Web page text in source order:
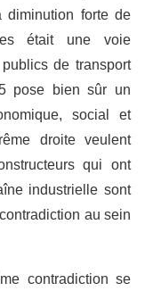
diminution forte de
était une voie
de transport
pose bien sûr un
social et
droite veulent
qui ont
industrielle sont
au sein
contradiction se